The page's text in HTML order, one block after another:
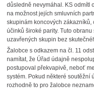
důsledně nevymáhal. KS odmítl
na možnost jejích smluvních
skupinám koncových
účinků široké parity. Tuto
uzavřených skupin bez
Žalobce s odkazem na čl. 11
namítat, že Úřad údajně
postupoval překvapivě, neboť
systém. Pokud některé soutěžní
rozhodně to pro žalobce